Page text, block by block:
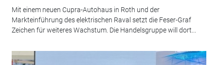
Mit einem neuen Cupra-Autohaus in Roth und der
Markteinführung des elektrischen Raval setzt die Feser-Graf
Zeichen für weiteres Wachstum. Die Handelsgruppe will dort...